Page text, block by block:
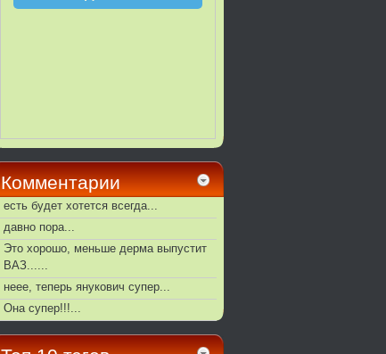
Комментарии
есть будет хотется всегда...
давно пора...
Это хорошо, меньше дерма выпустит
ВАЗ......
неее, теперь янукович супер...
Она супер!!!...